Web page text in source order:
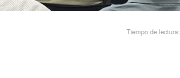
Tiempo de lectura: